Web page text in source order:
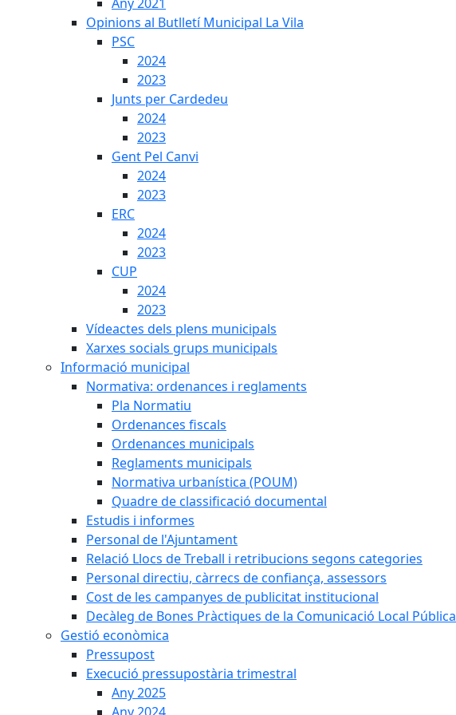
Opinions al Butlletí Municipal La Vila
PSC
2024
2023
Junts per Cardedeu
2024
2023
Gent Pel Canvi
2024
2023
ERC
2024
2023
CUP
2024
2023
Vídeactes dels plens municipals
Xarxes socials grups municipals
Informació municipal
Normativa: ordenances i reglaments
Pla Normatiu
Ordenances fiscals
Ordenances municipals
Reglaments municipals
Normativa urbanística (POUM)
Quadre de classificació documental
Estudis i informes
Personal de l'Ajuntament
Relació Llocs de Treball i retribucions segons categories
Personal directiu, càrrecs de confiança, assessors
Cost de les campanyes de publicitat institucional
Decàleg de Bones Pràctiques de la Comunicació Local Pública
Gestió econòmica
Pressupost
Execució pressupostària trimestral
Any 2025